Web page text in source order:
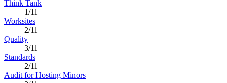
Think Tank
1/11
Worksites
2/11
Quality
3/11
Standards
2/11
Audit for Hosting Minors